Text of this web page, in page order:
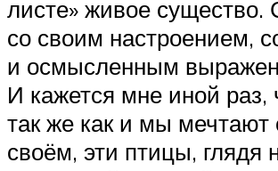
листе» живое существо.
со своим настроением,
и осмысленным
И кажется мне иной раз,
так же как и мы мечтают
своём, эти птицы, глядя